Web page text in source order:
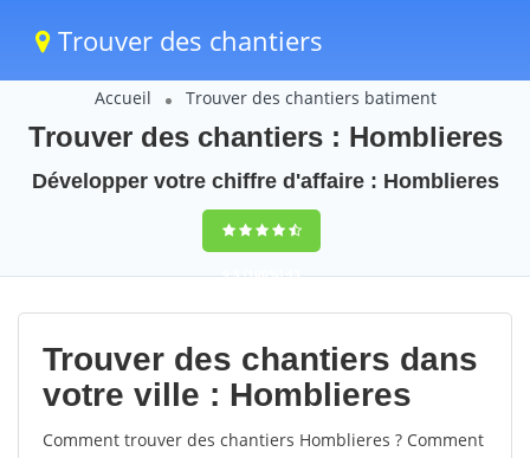
Trouver des chantiers
Accueil Trouver des chantiers batiment
Trouver des chantiers : Homblieres
Développer votre chiffre d'affaire : Homblieres
9,5(100%)43
votes
Trouver des chantiers dans
votre ville : Homblieres
Comment trouver des chantiers Homblieres ? Comment